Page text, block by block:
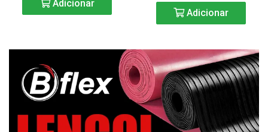
Adicionar
Adicionar